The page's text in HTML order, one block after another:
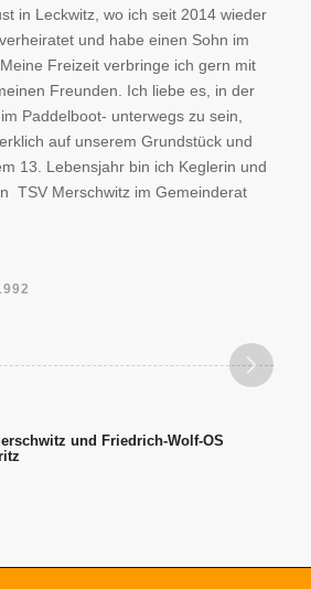
in Leckwitz, wo ich seit 2014 wieder
und habe einen Sohn im
Freizeit verbringe ich gern mit
Freunden. Ich liebe es, in der
Paddelboot- unterwegs zu sein,
auf unserem Grundstück und
13. Lebensjahr bin ich Keglerin und
TSV Merschwitz im Gemeinderat
und Friedrich-Wolf-OS